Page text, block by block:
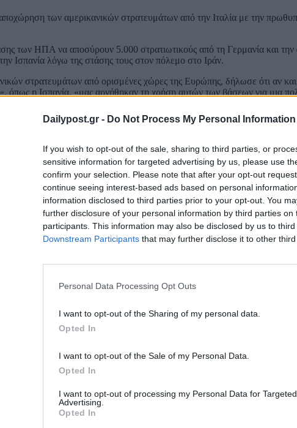
Dailypost.gr - Do Not Process My Personal Information
If you wish to opt-out of the sale, sharing to third parties, or
sensitive information for targeted advertising by us, please use
confirm your selection. Please note that after your opt-out
continue seeing interest-based ads based on personal
information disclosed to third parties prior to your opt-out. You
further disclosure of your personal information by third parties on
participants. This information may also be disclosed by us to
Downstream Participants that may further disclose it to other third
Personal Data Processing Opt Outs
I want to opt-out of the Sharing of my personal data.
Opted In
I want to opt-out of the Sale of my Personal Data.
Opted In
I want to opt-out of processing my Personal Data for Targeted
Advertising.
Opted In
των αμερικανικών στρατευμάτων από την Ιταλία με την
των ΗΠΑ να αποσύρουν 5.000 στρατιωτικούς από τη Γερμανία και
Ισπανία λόγω της στάσης τους στον πόλεμο στο Ιράν.
στρατευμάτων από ορισμένες χώρες της Ευρώπης, δήλωσε ότι αν και
η Ισπανία, «μας αρνήθηκαν τη χρήση αυτών των βάσεων για μια
για τις ΗΠΑ, στην εκστρατεία κατά του Ιράν.
που οι ΗΠΑ βρίσκονται στο ΝΑΤΟ είναι για να τους επιτρέψει να
στρατευμάτων στη Γερμανία, τόνισε ότι οι 5.000 στρατιώτες